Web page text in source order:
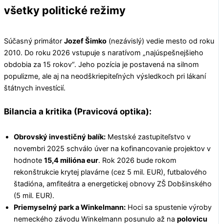
všetky politické režimy
Súčasný primátor Jozef Šimko (nezávislý) vedie mesto od roku
2010. Do roku 2026 vstupuje s naratívom „najúspešnejšieho
obdobia za 15 rokov“. Jeho pozícia je postavená na silnom
populizme, ale aj na neodškriepiteľných výsledkoch pri lákaní
štátnych investícií.
Bilancia a kritika (Pravicová optika):
Obrovský investičný balík: Mestské zastupiteľstvo v
novembri 2025 schválo úver na kofinancovanie projektov v
hodnote 15,4 milióna eur. Rok 2026 bude rokom
rekonštrukcie krytej plavárne (cez 5 mil. EUR), futbalového
štadióna, amfiteátra a energetickej obnovy ZŠ Dobšinského
(5 mil. EUR).
Priemyselný park a Winkelmann: Hoci sa spustenie výroby
nemeckého závodu Winkelmann posunulo až na polovicu